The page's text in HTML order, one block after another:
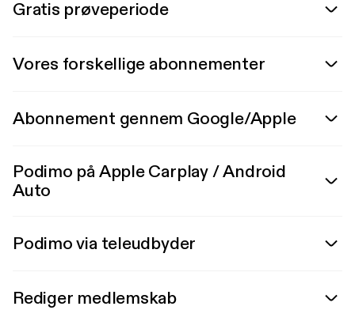
Gratis prøveperiode
Vores forskellige abonnementer
Abonnement gennem Google/Apple
Podimo på Apple Carplay / Android
Auto
Podimo via teleudbyder
Rediger medlemskab